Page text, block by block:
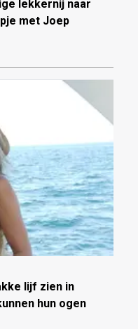
lekkernij naar
met Joep
lijf zien in
hun ogen